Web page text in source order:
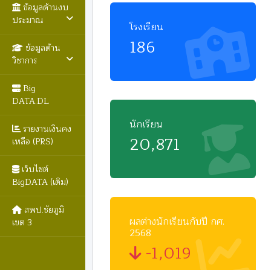
ข้อมูลด้านงบ
ประมาณ
ข้อมูลด้าน
วิชาการ
Big
DATA.DL
รายงานเงินคง
เหลือ (PRS)
เว็บไซต์
BigDATA (เดิม)
สพป.ชัยภูมิ
เขต 3
โรงเรียน
186
นักเรียน
20,871
ผลต่างนักเรียนกับปี กศ.
2568
-1,019